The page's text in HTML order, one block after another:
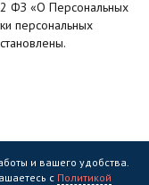
ФЗ «О Персональных
персональных
и вашего удобства.
с Политикой